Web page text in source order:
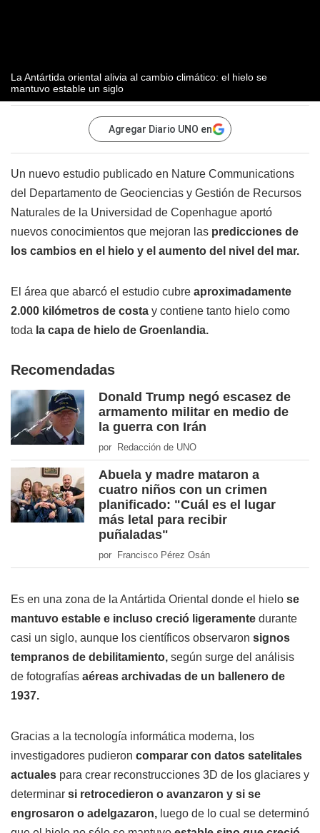
La Antártida oriental alivia al cambio climático: el hielo se
mantuvo estable un siglo
Agregar Diario UNO en
Un nuevo estudio publicado en Nature Communications
del Departamento de Geociencias y Gestión de Recursos
Naturales de la Universidad de Copenhague aportó
nuevos conocimientos que mejoran las predicciones de
los cambios en el hielo y el aumento del nivel del mar.
El área que abarcó el estudio cubre aproximadamente
2.000 kilómetros de costa y contiene tanto hielo como
toda la capa de hielo de Groenlandia.
Recomendadas
Donald Trump negó escasez de
armamento militar en medio de
la guerra con Irán
por Redacción de UNO
Abuela y madre mataron a
cuatro niños con un crimen
planificado: "Cuál es el lugar
más letal para recibir
puñaladas"
por Francisco Pérez Osán
Es en una zona de la Antártida Oriental donde el hielo se
mantuvo estable e incluso creció ligeramente durante
casi un siglo, aunque los científicos observaron signos
tempranos de debilitamiento, según surge del análisis
de fotografías aéreas archivadas de un ballenero de
1937.
Gracias a la tecnología informática moderna, los
investigadores pudieron comparar con datos satelitales
actuales para crear reconstrucciones 3D de los glaciares y
determinar si retrocedieron o avanzaron y si se
engrosaron o adelgazaron, luego de lo cual se determinó